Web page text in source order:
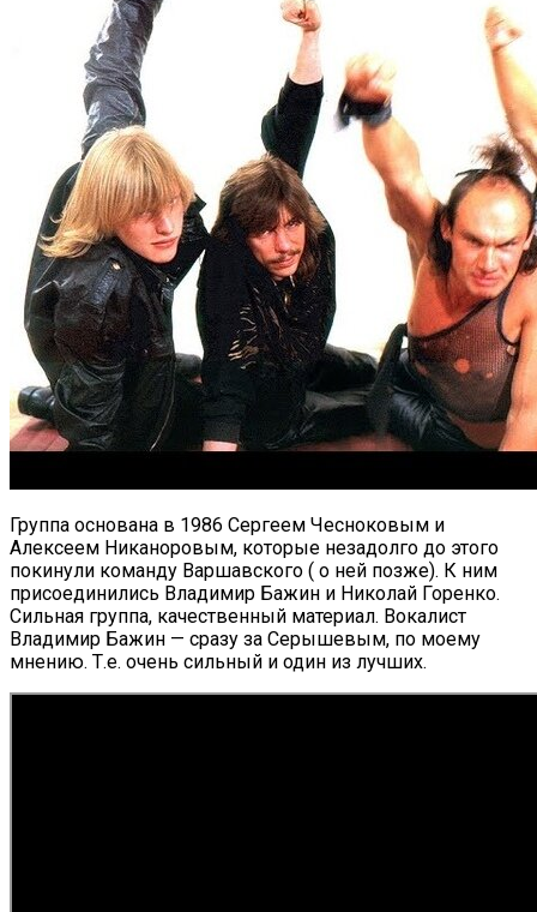
Группа основана в 1986 Сергеем Чесноковым и
Алексеем Никаноровым, которые незадолго до этого
покинули команду Варшавского ( о ней позже). К ним
присоединились Владимир Бажин и Николай Горенко.
Сильная группа, качественный материал. Вокалист
Владимир Бажин — сразу за Серышевым, по моему
мнению. Т.е. очень сильный и один из лучших.